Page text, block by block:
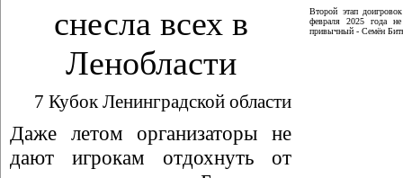
снесла всех в
Ленобласти
7 Кубок Ленинградской области
Даже летом организаторы не
дают игрокам отдохнуть от
Второй этап
февраля 2025 года
привычный - Семён